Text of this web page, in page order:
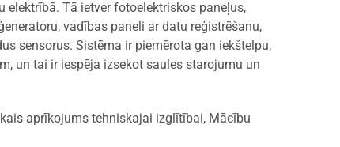
elektrībā. Tā ietver fotoelektriskos paneļus,
vadības paneli ar datu reģistrēšanu,
sensorus. Sistēma ir piemērota gan iekštelpu,
un tai ir iespēja izsekot saules starojumu un
aprīkojums tehniskajai izglītībai, Mācību